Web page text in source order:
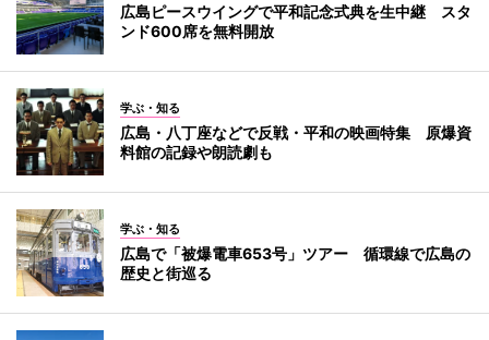
広島ピースウイングで平和記念式典を生中継 スタ
ンド600席を無料開放
学ぶ・知る
広島・八丁座などで反戦・平和の映画特集 原爆資
料館の記録や朗読劇も
学ぶ・知る
広島で「被爆電車653号」ツアー 循環線で広島の
歴史と街巡る